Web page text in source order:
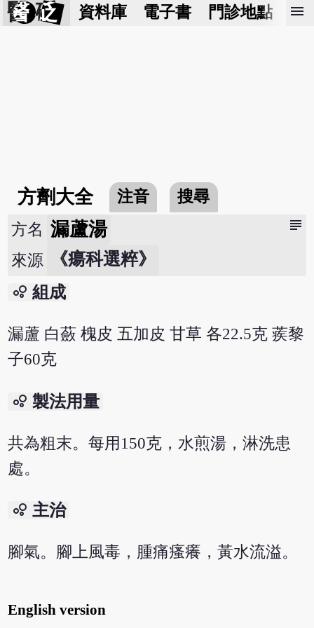
醫 砭 資料庫 電子書 門診地點 預
menu
方劑大全 注音 搜尋
subject
方名 漏蘆湯
來源 《瘍科選粹》
bubble_chart 組成
漏蘆 白蘞 槐皮 五加皮 甘草 各22.5克 蒺黎
子60克
bubble_chart 製法用量
共為粗末。每用150克，水煎湯，淋洗患
處。
bubble_chart 主治
腳氣。腳上風毒，腫痛瘙癢，黃水流溢。
English version